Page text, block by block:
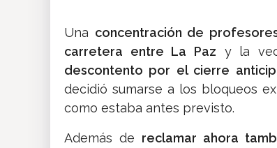
Una concentración de
carretera entre La Paz y la
descontento por el cierre
decidió sumarse a los bloqueos
como estaba antes previsto.
Además de reclamar ahora